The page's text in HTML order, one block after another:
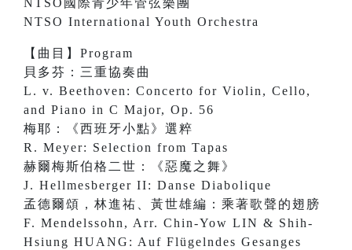
NTSO國際青少年管弦樂團
NTSO International Youth Orchestra
【曲目】Program
貝多芬：三重協奏曲
L. v. Beethoven: Concerto for Violin, Cello,
and Piano in C Major, Op. 56
梅耶：《西班牙小點》選粹
R. Meyer: Selection from Tapas
赫爾梅斯伯格二世：《惡魔之舞》
J. Hellmesberger II: Danse Diabolique
孟德爾頌，林進祐、黃世雄編：乘著歌聲的翅膀
F. Mendelssohn, Arr. Chin-Yow LIN & Shih-
Hsiung HUANG: Auf Flügelndes Gesanges